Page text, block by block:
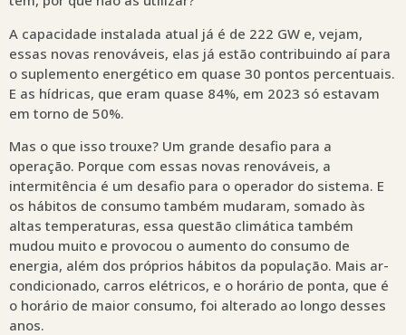
A capacidade instalada atual já é de 222 GW e, vejam,
essas novas renováveis, elas já estão contribuindo aí para
o suplemento energético em quase 30 pontos percentuais.
E as hídricas, que eram quase 84%, em 2023 só estavam
em torno de 50%.
Mas o que isso trouxe? Um grande desafio para a
operação. Porque com essas novas renováveis, a
intermitência é um desafio para o operador do sistema. E
os hábitos de consumo também mudaram, somado às
altas temperaturas, essa questão climática também
mudou muito e provocou o aumento do consumo de
energia, além dos próprios hábitos da população. Mais ar-
condicionado, carros elétricos, e o horário de ponta, que é
o horário de maior consumo, foi alterado ao longo desses
anos.